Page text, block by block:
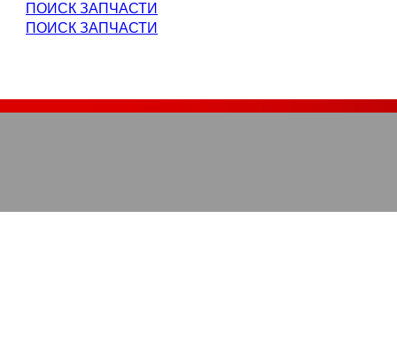
ПОИСК ЗАПЧАСТИ
ПОИСК ЗАПЧАСТИ